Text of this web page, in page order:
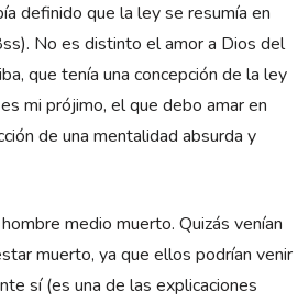
definido que la ley se resumía en
No es distinto el amor a Dios del
que tenía una concepción de la ley
mi prójimo, el que debo amar en
de una mentalidad absurda y
medio muerto. Quizás venían
muerto, ya que ellos podrían venir
sí (es una de las explicaciones